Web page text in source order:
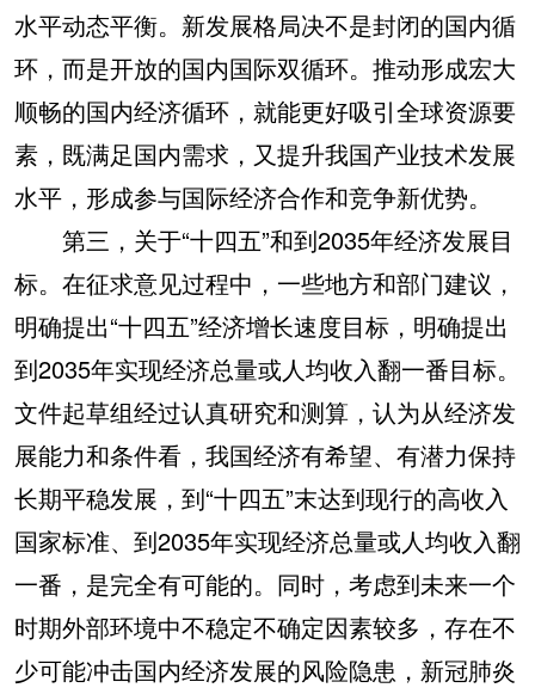
水平动态平衡。新发展格局决不是封闭的国内循
环，而是开放的国内国际双循环。推动形成宏大
顺畅的国内经济循环，就能更好吸引全球资源要
素，既满足国内需求，又提升我国产业技术发展
水平，形成参与国际经济合作和竞争新优势。
第三，关于“十四五”和到2035年经济发展目
标。在征求意见过程中，一些地方和部门建议，
明确提出“十四五”经济增长速度目标，明确提出
到2035年实现经济总量或人均收入翻一番目标。
文件起草组经过认真研究和测算，认为从经济发
展能力和条件看，我国经济有希望、有潜力保持
长期平稳发展，到“十四五”末达到现行的高收入
国家标准、到2035年实现经济总量或人均收入翻
一番，是完全有可能的。同时，考虑到未来一个
时期外部环境中不稳定不确定因素较多，存在不
少可能冲击国内经济发展的风险隐患，新冠肺炎